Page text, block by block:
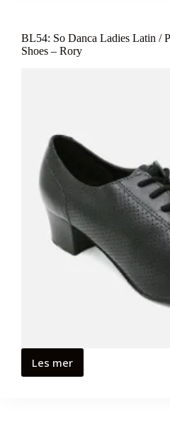
BL54: So Danca Ladies Latin /
Shoes – Rory
Les mer